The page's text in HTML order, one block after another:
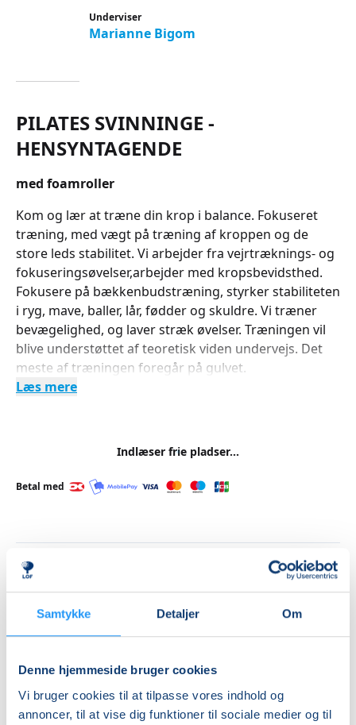
Samtykke Detaljer Om
Denne hjemmeside bruger cookies
Vi bruger cookies til at tilpasse vores indhold og
annoncer, til at vise dig funktioner til sociale medier og til
Underviser
Marianne Bigom
PILATES SVINNINGE -
HENSYNTAGENDE
med foamroller
Kom og lær at træne din krop i balance. Fokuseret
træning, med vægt på træning af kroppen og de
store leds stabilitet. Vi arbejder fra vejrtræknings- og
fokuseringsøvelser,arbejder med kropsbevidsthed.
Fokusere på bækkenbudstræning, styrker stabiliteten
i ryg, mave, baller, lår, fødder og skuldre. Vi træner
bevægelighed, og laver stræk øvelser. Træningen vil
blive understøttet af teoretisk viden undervejs. Det
meste af træningen foregår på gulvet.
Læs mere
Indlæser frie pladser...
Betal med
Priser
Hensyntagende
undervisning
DKK 1.230,00
Nummer